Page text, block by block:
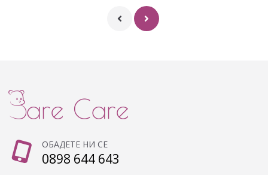
ОБАДЕТЕ НИ СЕ
0898 644 643